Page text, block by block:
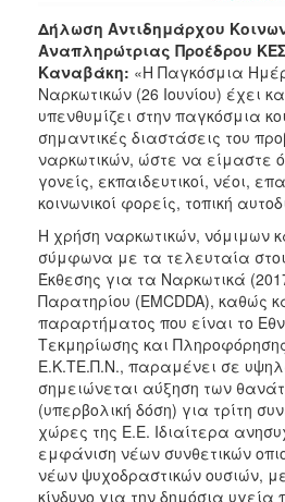
Κοινωνικό
Φαρμακείο
Κοινωνικό
Παντοπωλείο
Ισότητα
των
Φύλων
Αυτόματοι
Απινιδωτές
ΕΠΙΚΑΙΡΟΤΗΤΑ
ΕΠΙΣΚΕΠΤΗΣ
ΗΡΑΚΛΕΙΟ
Δήλωση Αντιδημάρχου
Αναπληρώτριας Προέδρου
Καναβάκη: «Η Παγκόσμια
Ναρκωτικών (26 Ιουνίου) έχει
υπενθυμίζει στην παγκόσμια
σημαντικές διαστάσεις του
ναρκωτικών, ώστε να είμαστε
γονείς, εκπαιδευτικοί, νέοι,
κοινωνικοί φορείς, τοπική
Η χρήση ναρκωτικών, νόμιμων
σύμφωνα με τα τελευταία
Έκθεσης για τα Ναρκωτικά
Παρατηρίου (EMCDDA), καθώς
παραρτήματος που είναι το
Τεκμηρίωσης και
Ε.Κ.ΤΕ.Π.Ν., παραμένει σε
σημειώνεται αύξηση των
(υπερβολική δόση) για τρίτη
χώρες της E.E. Ιδιαίτερα
εμφάνιση νέων συνθετικών
νέων ψυχοδραστικών ουσιών,
κίνδυνο για την δημόσια υγεία